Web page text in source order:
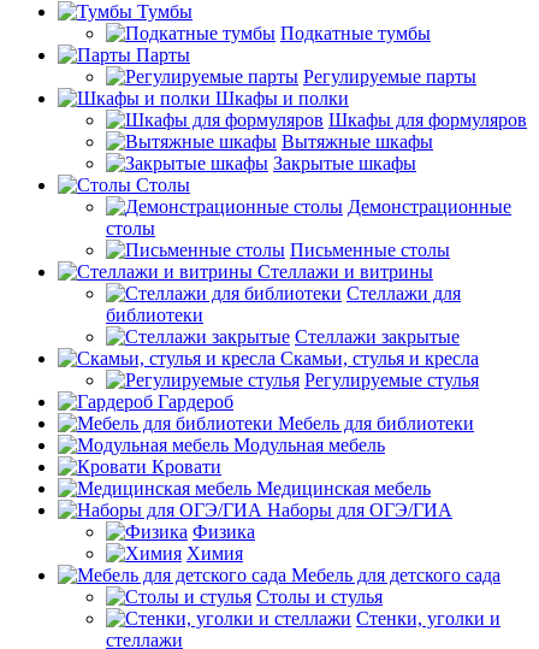
Тумбы
Подкатные тумбы
Парты
Регулируемые парты
Шкафы и полки
Шкафы для формуляров
Вытяжные шкафы
Закрытые шкафы
Столы
Демонстрационные
столы
Письменные столы
Стеллажи и витрины
Стеллажи для
библиотеки
Стеллажи закрытые
Скамьи, стулья и кресла
Регулируемые стулья
Гардероб
Мебель для библиотеки
Модульная мебель
Кровати
Медицинская мебель
Наборы для ОГЭ/ГИА
Физика
Химия
Мебель для детского сада
Столы и стулья
Стенки, уголки и
стеллажи